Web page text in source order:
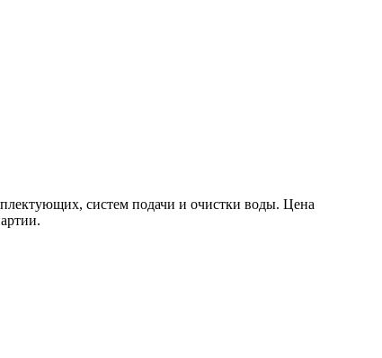
систем подачи и очистки воды. Цена